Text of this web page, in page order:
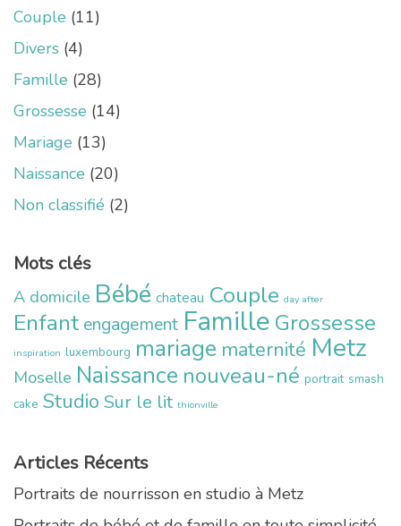
Couple (11)
Divers (4)
Famille (28)
Grossesse (14)
Mariage (13)
Naissance (20)
Non classifié (2)
Mots clés
A domicile Bébé chateau Couple day after
Enfant engagement Famille Grossesse
inspiration luxembourg mariage maternité Metz
Moselle Naissance nouveau-né portrait smash
cake Studio Sur le lit thionville
Articles Récents
Portraits de nourrisson en studio à Metz